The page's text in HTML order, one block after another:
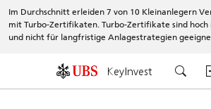
Im Durchschnitt erleiden 7 von 10 Kleinanlegern
mit Turbo-Zertifikaten. Turbo-Zertifikate sind hoch
und nicht für langfristige Anlagestrategien
KeyInvest